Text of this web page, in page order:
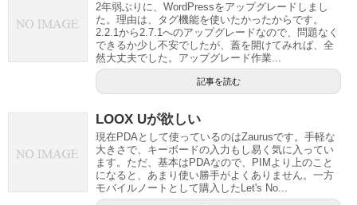
2年弱ぶりに、WordPressをアップグレードしまし
た。理由は、タグ機能を使いたかったからです。
2.2.1から2.7.1へのアップグレードなので、問題なく
できるか少し不安でしたが、蓋を開けてみれば、全
然大丈夫でした。アップグレード作業...
記事を読む
LOOX Uが欲しい
現在PDAとして使っているのはZaurusです。手軽な
大きさで、キーボードの入力もし易く気に入ってい
ます。ただ、基本はPDAなので、PIMより上のこと
になると、あまり使い勝手がよくありません。一方
モバイルノートとして購入したLet's No...